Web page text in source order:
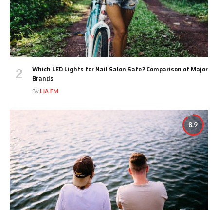
Which LED Lights for Nail Salon Safe? Comparison of Major
Brands
ByLIA FM
8.9